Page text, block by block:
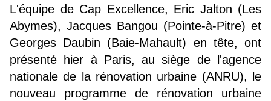
L'équipe de Cap Excellence, Eric Jalton (Les
Abymes), Jacques Bangou (Pointe-à-Pitre) et
Georges Daubin (Baie-Mahault) en tête, ont
présenté hier à Paris, au siège de l'agence
nationale de la rénovation urbaine (ANRU), le
nouveau programme de rénovation urbaine